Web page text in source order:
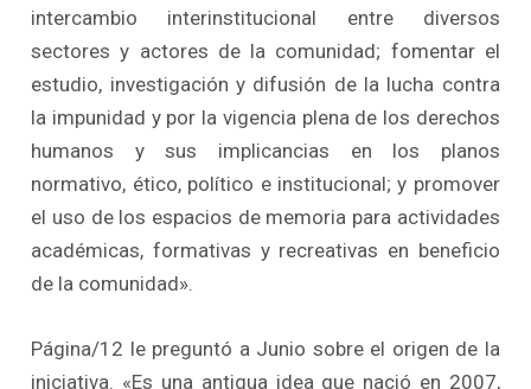
intercambio interinstitucional entre diversos
sectores y actores de la comunidad; fomentar el
estudio, investigación y difusión de la lucha contra
la impunidad y por la vigencia plena de los derechos
humanos y sus implicancias en los planos
normativo, ético, político e institucional; y promover
el uso de los espacios de memoria para actividades
académicas, formativas y recreativas en beneficio
de la comunidad».
Página/12 le preguntó a Junio sobre el origen de la
iniciativa. «Es una antigua idea que nació en 2007,